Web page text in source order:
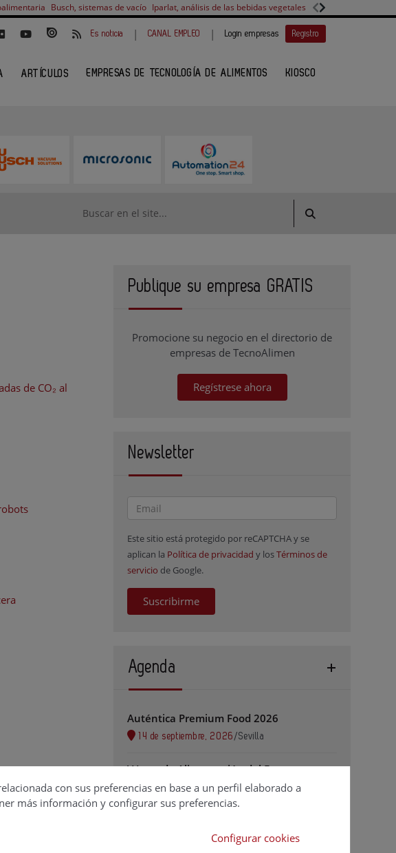
Busch, sistemas de vacío Iparlat, análisis de las bebidas vegetales FANUC, colaboración
Es noticia | CANAL EMPLEO | Login empresas Registro
ARTÍCULOS EMPRESAS DE TECNOLOGÍA DE ALIMENTOS KIOSCO
de CO₂ al
Publique su empresa GRATIS
Promocione su negocio en el directorio de
empresas de TecnoAlimen
Regístrese ahora
Newsletter
Este sitio está protegido por reCAPTCHA y se
aplican la Política de privacidad y losTérminos de
servicio de Google.
Suscribirme
Agenda
Auténtica Premium Food 2026
14 de septiembre, 2026 /Sevilla
V Jornada Alimentación del Futuro
29 de septiembre, 2026/ Valencia
29 de septiembre, 2026/Bilbao Exhibition Centre
con sus preferencias en base a un perfil elaborado a
más información y configurar sus preferencias.
Configurar cookies